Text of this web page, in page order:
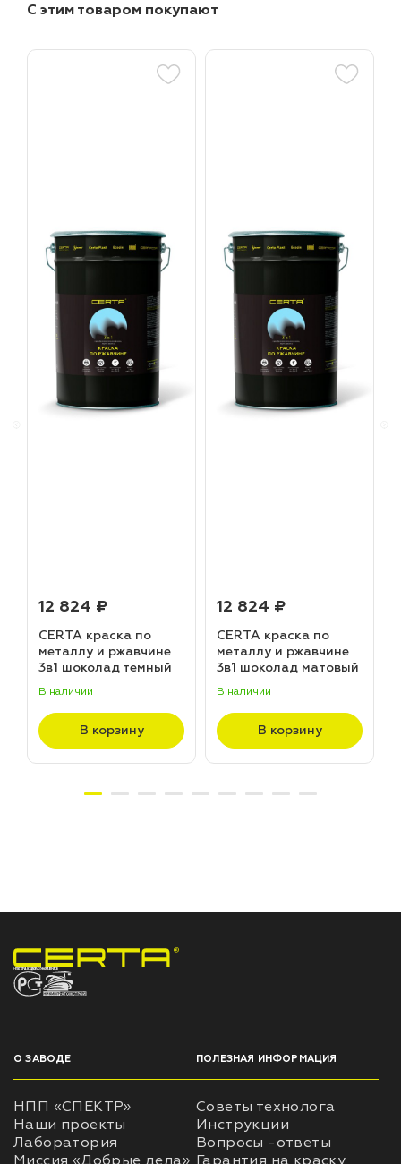
С этим товаром покупают
12 824 ₽
CERTA краска по
металлу и ржавчине
3в1 шоколад темный
(20,0кг)
В наличии
В корзину
12 824 ₽
CERTA краска по
металлу и ржавчине
3в1 шоколад матовый
В наличии
В корзину
НПП «СПЕКТР» ЗАВОД ЛАКОКРАСОЧНЫХ МАТЕРИАЛОВ
О ЗАВОДЕ
НПП «СПЕКТР»
Наши проекты
Лаборатория
Миссия «Добрые дела»
ПОЛЕЗНАЯ ИНФОРМАЦИЯ
Советы технолога
Инструкции
Вопросы -ответы
Гарантия на краску